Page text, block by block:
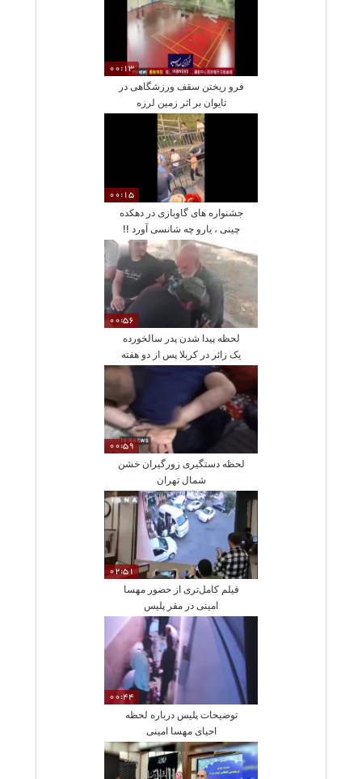
00:13
فرو ریختن سقف ورزشگاهی در
تایوان بر اثر زمین لرزه
00:15
جشنواره های گاوبازی در دهکده
چینی ، یارو چه شانسی آورد !!
00:56
لحظه پیدا شدن پدر سالخورده
یک زائر در کربلا پس از دو هفته
00:59
لحظه دستگیری زورگیران خشن
شمال تهران
02:51
فیلم کامل‌تری از حضور مهسا
امینی در مقر پلیس
00:44
توضیحات پلیس درباره لحظه
احیای مهسا امینی